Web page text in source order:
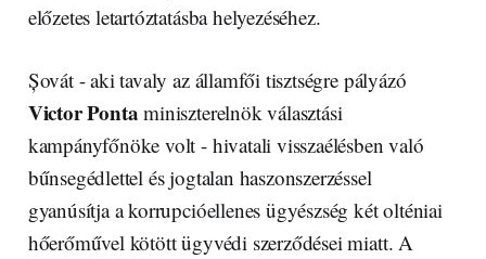
előzetes letartóztatásba helyezéséhez.
Șovát - aki tavaly az államfői tisztségre pályázó
Victor Ponta miniszterelnök választási
kampányfőnöke volt - hivatali visszaélésben való
bűnsegédlettel és jogtalan haszonszerzéssel
gyanúsítja a korrupcióellenes ügyészség két olténiai
hőerőművel kötött ügyvédi szerződései miatt. A